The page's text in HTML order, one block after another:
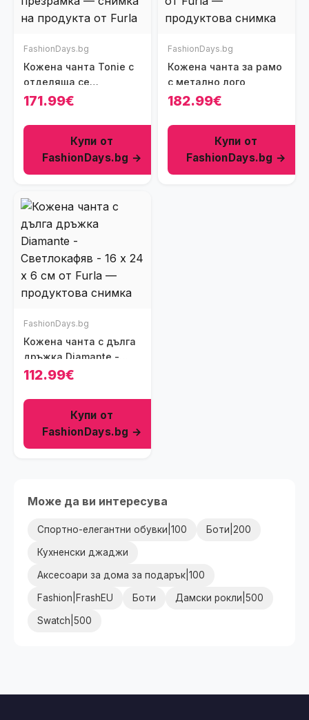
FashionDays.bg
Кожена чанта Tonie с
отделяща се
презрамка
171.99€
Купи от
FashionDays.bg →
FashionDays.bg
Кожена чанта за рамо
с метално лого
182.99€
Купи от
FashionDays.bg →
FashionDays.bg
Кожена чанта с дълга
дръжка Diamante -
Светлокафяв - 16 x 24
112.99€
Купи от
FashionDays.bg →
Може да ви интересува
Спортно-елегантни обувки|100 Боти|200
Кухненски джаджи
Аксесоари за дома за подарък|100
Fashion|FrashEU Боти Дамски рокли|500
Swatch|500